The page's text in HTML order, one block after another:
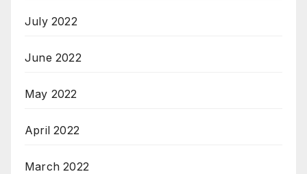
July 2022
June 2022
May 2022
April 2022
March 2022